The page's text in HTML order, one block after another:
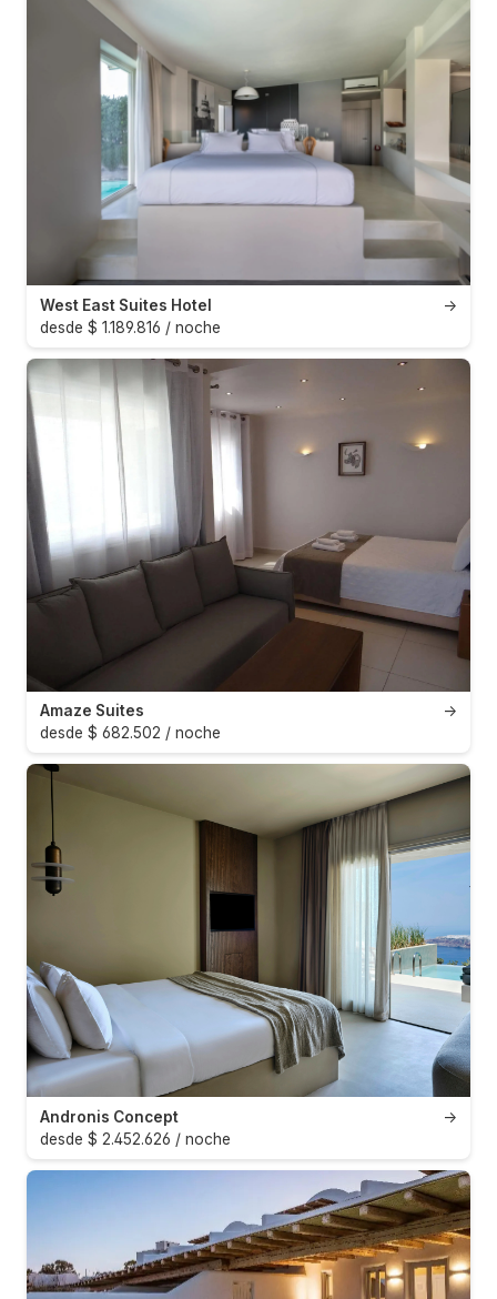
→
West East Suites Hotel
desde $ 1.189.816 / noche
→
Amaze Suites
desde $ 682.502 / noche
→
Andronis Concept
desde $ 2.452.626 / noche